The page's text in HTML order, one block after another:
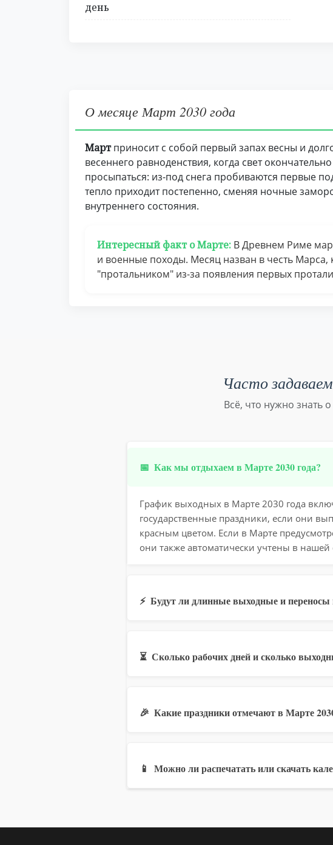
день
О месяце Март 2030 года
Мартприносит с собой первый запах весны и
весеннего равноденствия, когда свет
просыпаться: из-под снега пробиваются первые
тепло приходит постепенно, сменяя ночные
внутреннего состояния.
Интересный факт о Марте: В Древнем Риме
и военные походы. Месяц назван в честь
"протальником" из-за появления первых
Часто
Всё, что нужно знать
📅 Как мы отдыхаем в Марте 2030 года?
График выходных в Марте 2030 года
государственные праздники, если они
красным цветом. Если в Марте
они также автоматически учтены в нашей
⚡ Будут ли длинные выходные и
⏳ Сколько рабочих дней и сколько
🎉 Какие праздники отмечают в Марте
📱 Можно ли распечатать или скачать